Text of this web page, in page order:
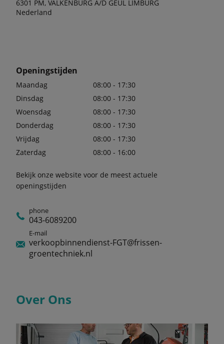
6301 PM, VALKENBURG A/D GEUL LIMBURG
Nederland
Openingstijden
Maandag
08:00 - 17:30
Dinsdag
08:00 - 17:30
Woensdag
08:00 - 17:30
Donderdag
08:00 - 17:30
Vrijdag
08:00 - 17:30
Zaterdag
08:00 - 16:00
Bekijk onze website voor de meest actuele
openingstijden
phone
043-6089200
E-mail
verkoopbinnendienst-FGT@frissen-
groentechniek.nl
Over Ons